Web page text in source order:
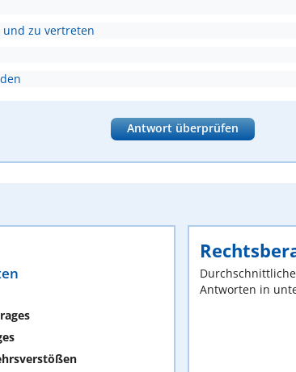
zu vertreten
Antwort überprüfen
Antworten in